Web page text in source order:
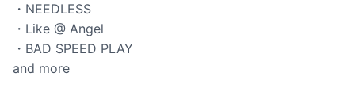
・NEEDLESS
・Like @ Angel
・BAD SPEED PLAY
and more